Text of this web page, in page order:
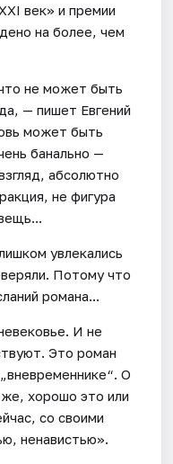
век» и премии
на более, чем
не может быть
— пишет Евгений
может быть
банально —
абсолютно
не фигура
увлекались
Потому что
романа...
И не
Это роман
О
хорошо это или
со своими
ненавистью».